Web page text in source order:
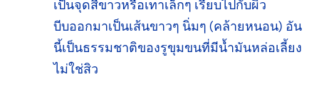
เป็นจุดสีขาวหรือเทาเล็กๆ เรียบไปกับผิว
บีบออกมาเป็นเส้นขาวๆ นิ่มๆ (คล้ายหนอน) อัน
นี้เป็นธรรมชาติของรูขุมขนที่มีน้ำมันหล่อเลี้ยง
ไม่ใช่สิว